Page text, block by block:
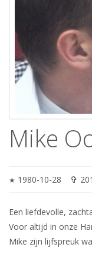
Mike
★ 1980-10-28 ✞
Een liefdevolle,
Voor altijd in onze
Mike zijn lijfspreuk